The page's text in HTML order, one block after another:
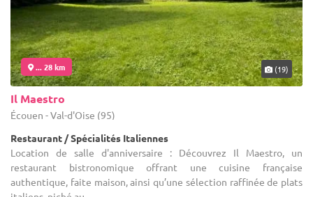
... 28 km (19)
Il Maestro
Écouen - Val-d'Oise (95)
Restaurant / Spécialités Italiennes
Location de salle d'anniversaire : Découvrez Il Maestro, un
restaurant bistronomique offrant une cuisine française
authentique, faite maison, ainsi qu’une sélection raffinée de plats